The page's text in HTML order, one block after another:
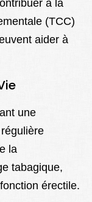
à la
(TCC)
aider à
une
la
tabagique,
érectile.